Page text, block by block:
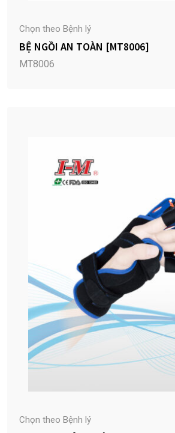
Chọn theo Bệnh lý
BỆ NGỒI AN TOÀN [MT8006]
MT8006
Chọn theo Bệnh lý